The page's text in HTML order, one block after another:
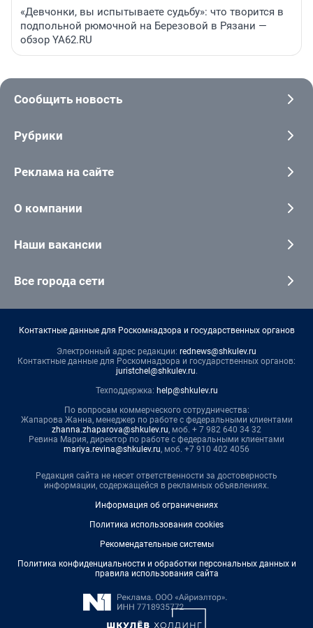
«Девчонки, вы испытываете судьбу»: что творится в
подпольной рюмочной на Березовой в Рязани —
обзор YA62.RU
Сообщить новость
Рубрики
Реклама на сайте
О компании
Наши вакансии
Все города сети
Контактные данные для Роскомнадзора и государственных органов
Электронный адрес редакции: rednews@shkulev.ru
Контактные данные для Роскомнадзора и государственных органов:
juristchel@shkulev.ru.
Техподдержка: help@shkulev.ru
По вопросам коммерческого сотрудничества:
Жапарова Жанна, менеджер по работе с федеральными клиентами
zhanna.zhaparova@shkulev.ru, моб. + 7 982 640 34 32
Ревина Мария, директор по работе с федеральными клиентами
mariya.revina@shkulev.ru, моб. +7 910 402 4056
Редакция сайта не несет ответственности за достоверность
информации, содержащейся в рекламных объявлениях.
Информация об ограничениях
Политика использования cookies
Рекомендательные системы
Политика конфиденциальности и обработки персональных данных и
правила использования сайта